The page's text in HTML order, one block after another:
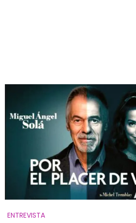
ENTREVISTA